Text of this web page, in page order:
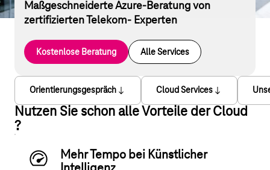
Maßgeschneiderte Azure-Beratung von
zertifizierten Telekom- Experten
Kostenlose Beratung Alle Services
Orientierungsgespräch Cloud Services
Nutzen Sie schon alle Vorteile der Cloud
?
Mehr Tempo bei Künstlicher